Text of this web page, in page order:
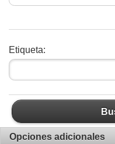
Etiqueta:
Opciones adicionales